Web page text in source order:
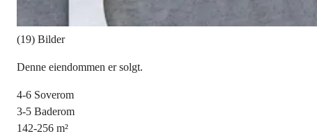
(19) Bilder
Denne eiendommen er solgt.
4-6 Soverom
3-5 Baderom
142-256 m²